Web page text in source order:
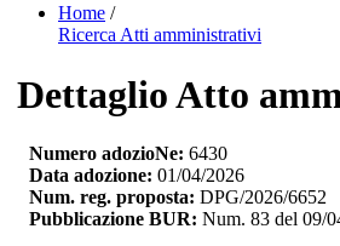
Home /
Ricerca Atti amministrativi
Dettaglio Atto
Numero adozioNe: 6430
Data adozione: 01/04/2026
Num. reg. proposta: DPG/2026/6652
Pubblicazione BUR: Num. 83 del 09/